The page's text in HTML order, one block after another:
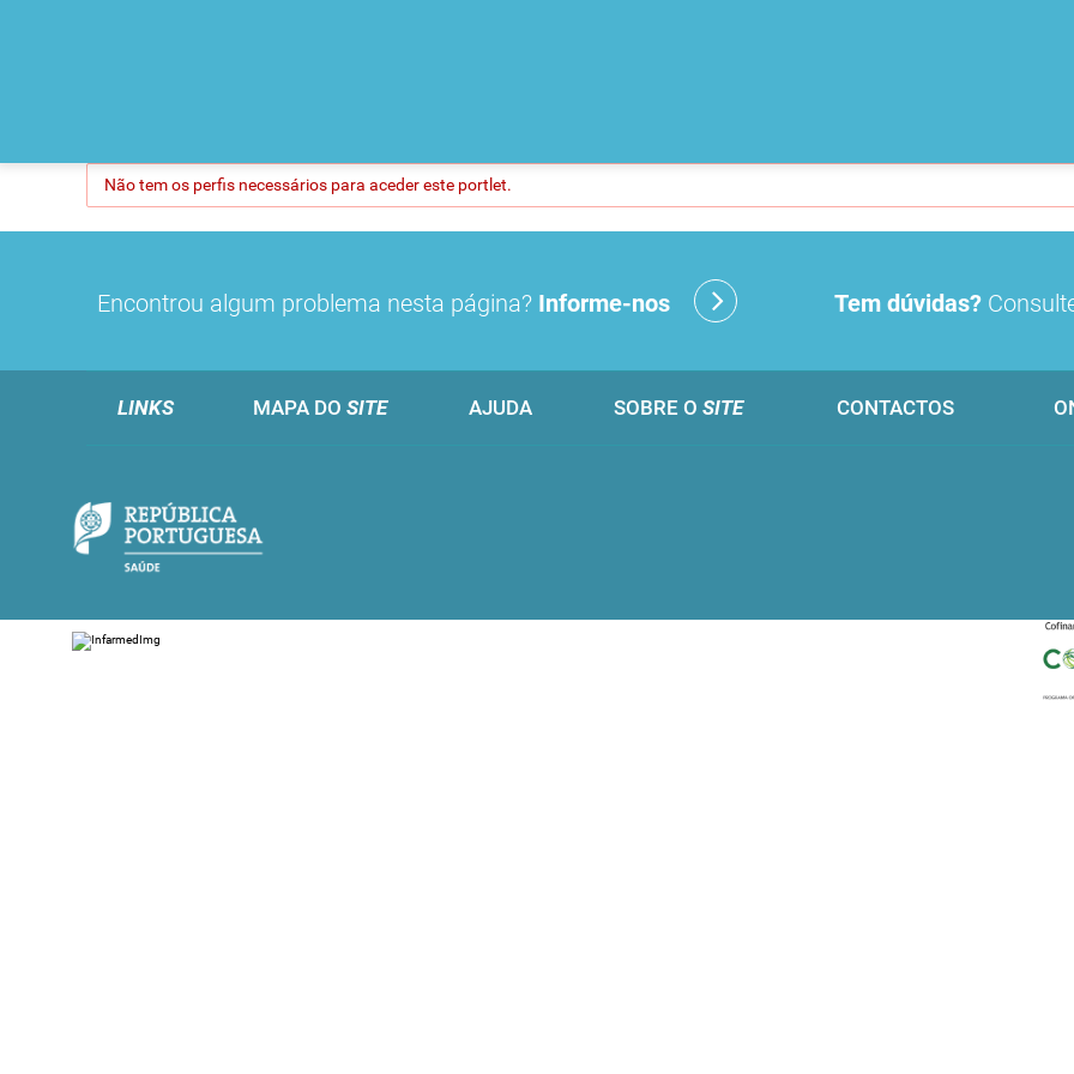
Não tem os perfis necessários para aceder este portlet.
Encontrou algum problema nesta página? Informe-nos Tem dúvidas?
LINKS MAPA DO SITE AJUDA SOBRE O SITE CONTACTOS